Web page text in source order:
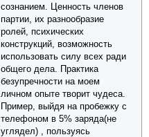
сознанием. Ценность членов
партии, их разнообразие
ролей, психических
конструкций, возможность
использовать силу всех ради
общего дела. Практика
безупречности на моем
личном опыте творит чудеса.
Пример, выйдя на пробежку с
телефоном в 5% заряда(не
углядел) , пользуясь